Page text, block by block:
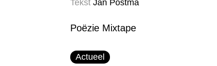
Tekst Jan Postma
Poëzie Mixtape
Actueel